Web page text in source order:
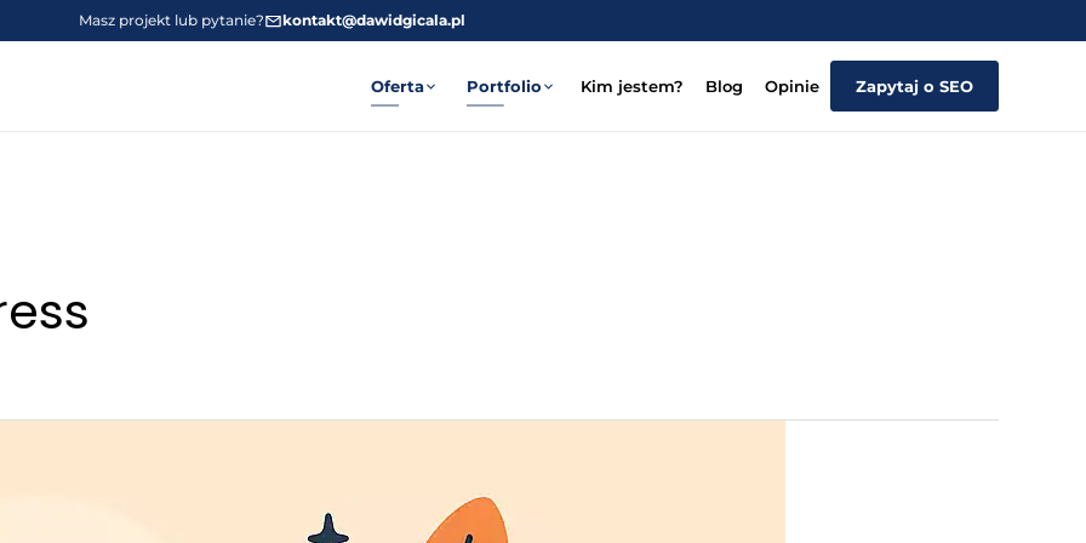
Masz projekt lub pytanie? kontakt@dawidgicala.pl
Oferta Portfolio Kim jestem? Blog Opinie Zapytaj o SEO